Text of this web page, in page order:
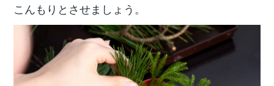
こんもりとさせましょう。